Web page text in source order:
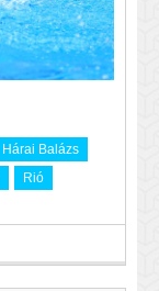
Hárai Balázs
Rió